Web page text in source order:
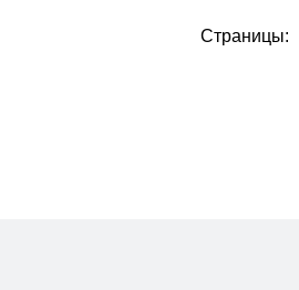
Страницы: